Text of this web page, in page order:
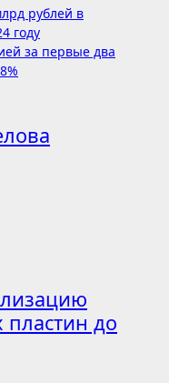
рублей в
году
за первые два
до